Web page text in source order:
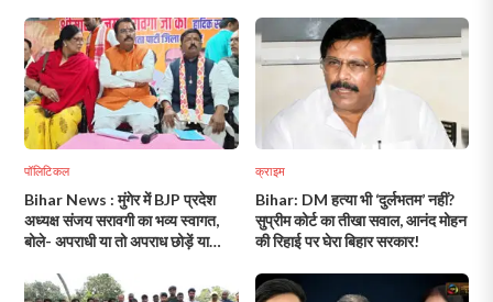
पॉलिटिकल
Bihar News : मुंगेर में BJP प्रदेश
अध्यक्ष संजय सरावगी का भव्य स्वागत,
बोले- अपराधी या तो अपराध छोड़ें या
क्राइम
Bihar: DM हत्या भी ‘दुर्लभतम’ नहीं?
सुप्रीम कोर्ट का तीखा सवाल, आनंद मोहन
की रिहाई पर घेरा बिहार सरकार!